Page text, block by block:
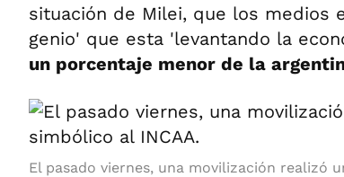
situación de Milei, que los medios
genio' que esta 'levantando la
un porcentaje menor de la
El pasado viernes, una movilización realizó